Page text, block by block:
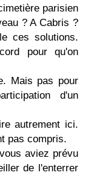
parisien
? A Cabris ?
ces solutions.
pour qu'on
Mais pas pour
d'un
autrement ici.
pas compris.
aviez prévu
de l'enterrer